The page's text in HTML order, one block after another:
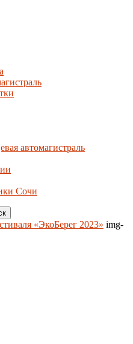
автомагистраль
Сочи
«ЭкоБерег 2023» img-